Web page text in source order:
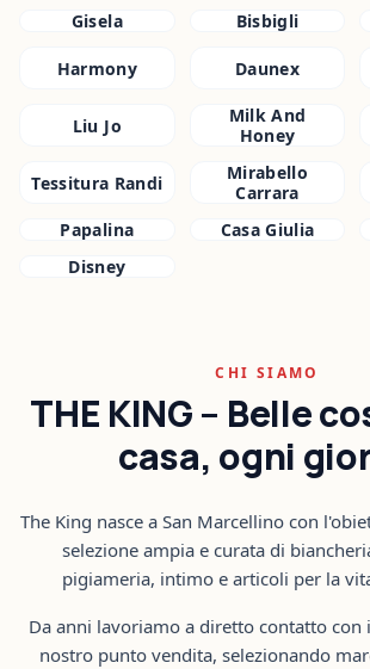
Gisela Bisbigli
Harmony Daunex
Liu Jo
Milk And
Honey
Tessitura Randi
Mirabello
Carrara
Papalina Casa Giulia
Disney
CHI SIAMO
THE KING – Belle
casa, ogni
The King nasce a San Marcellino con
selezione ampia e curata di
pigiameria, intimo e articoli per la
Da anni lavoriamo a diretto contatto con
nostro punto vendita, selezionando